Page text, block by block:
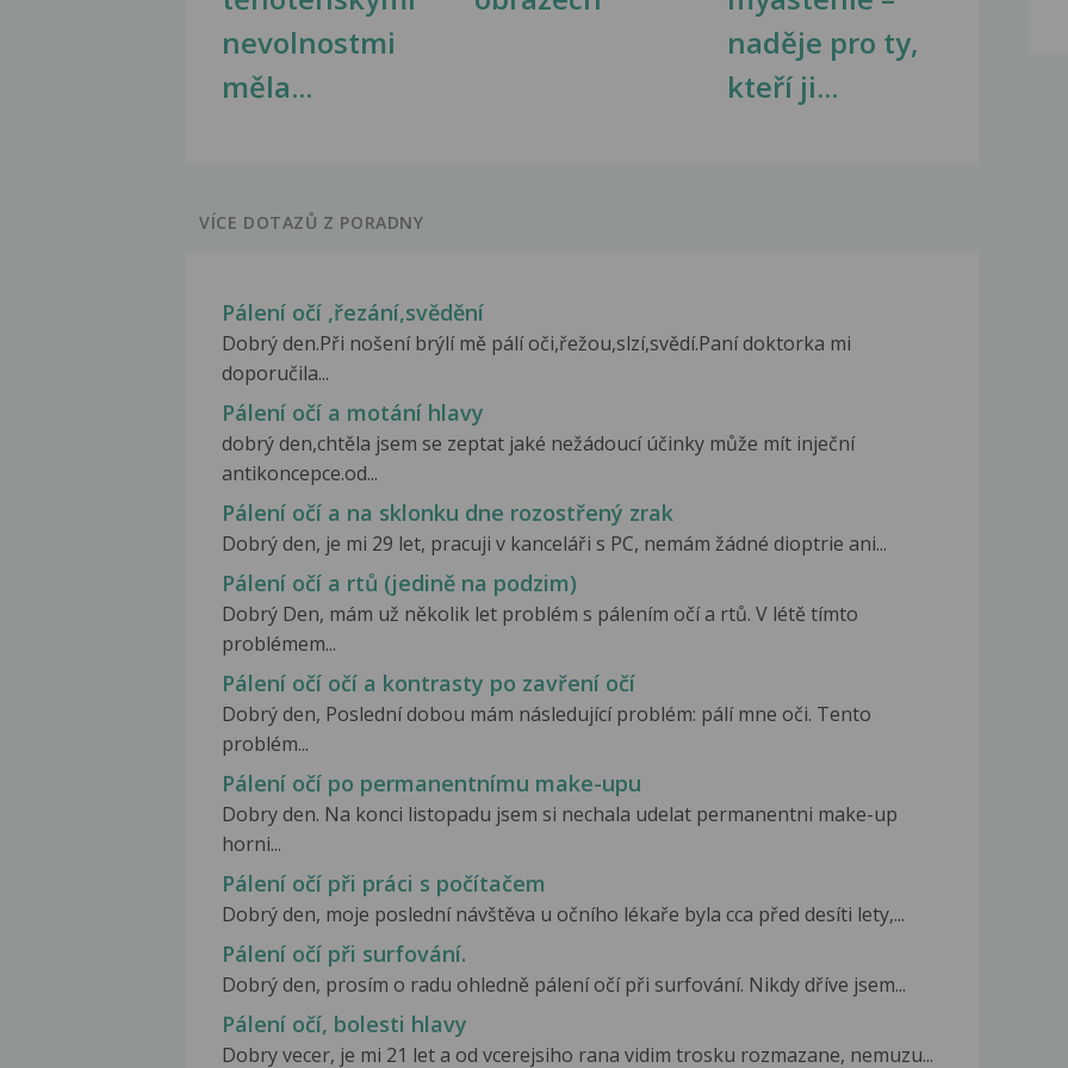
nevolnostmi
měla...
naděje pro ty,
kteří ji...
VÍCE DOTAZŮ Z PORADNY
Pálení očí ,řezání,svědění
Dobrý den.Při nošení brýlí mě pálí oči,řežou,slzí,svědí.Paní doktorka mi
doporučila...
Pálení očí a motání hlavy
dobrý den,chtěla jsem se zeptat jaké nežádoucí účinky může mít inječní
antikoncepce.od...
Pálení očí a na sklonku dne rozostřený zrak
Dobrý den, je mi 29 let, pracuji v kanceláři s PC, nemám žádné dioptrie ani...
Pálení očí a rtů (jedině na podzim)
Dobrý Den, mám už několik let problém s pálením očí a rtů. V létě tímto
problémem...
Pálení očí očí a kontrasty po zavření očí
Dobrý den, Poslední dobou mám následující problém: pálí mne oči. Tento
problém...
Pálení očí po permanentnímu make-upu
Dobry den. Na konci listopadu jsem si nechala udelat permanentni make-up
horni...
Pálení očí při práci s počítačem
Dobrý den, moje poslední návštěva u očního lékaře byla cca před desíti lety,...
Pálení očí při surfování.
Dobrý den, prosím o radu ohledně pálení očí při surfování. Nikdy dříve jsem...
Pálení očí, bolesti hlavy
Dobry vecer, je mi 21 let a od vcerejsiho rana vidim trosku rozmazane, nemuzu...